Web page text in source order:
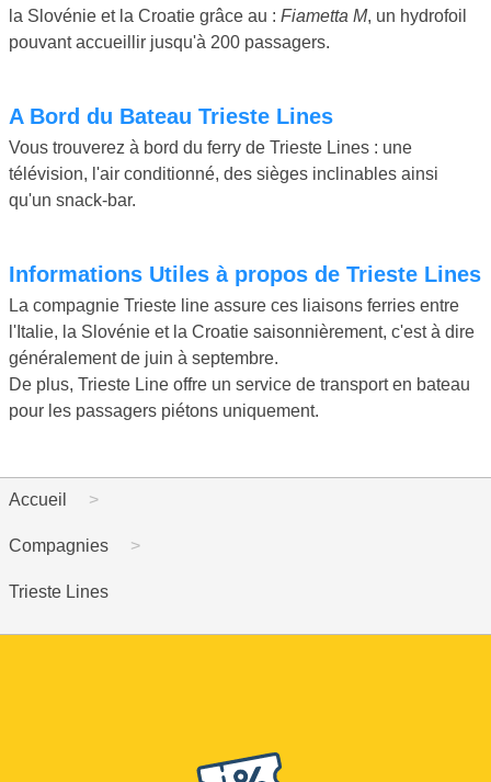
la Slovénie et la Croatie grâce au : Fiametta M, un hydrofoil
pouvant accueillir jusqu'à 200 passagers.
A Bord du Bateau Trieste Lines
Vous trouverez à bord du ferry de Trieste Lines : une
télévision, l'air conditionné, des sièges inclinables ainsi
qu'un snack-bar.
Informations Utiles à propos de Trieste Lines
La compagnie Trieste line assure ces liaisons ferries entre
l'Italie, la Slovénie et la Croatie saisonnièrement, c'est à dire
généralement de juin à septembre.
De plus, Trieste Line offre un service de transport en bateau
pour les passagers piétons uniquement.
Accueil
Compagnies
Trieste Lines